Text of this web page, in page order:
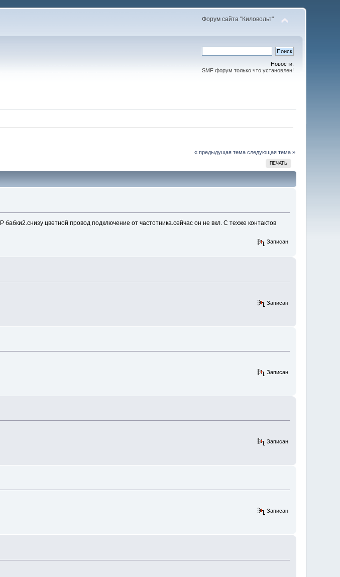
Форум сайта "Киловольт"
Новости:
SMF форум только что установлен!
« предыдущая тема следующая тема »
ПЕЧАТЬ
цветной провод подключение от частотника.сейчас он не вкл. С техже контактов
Записан
Записан
Записан
Записан
Записан